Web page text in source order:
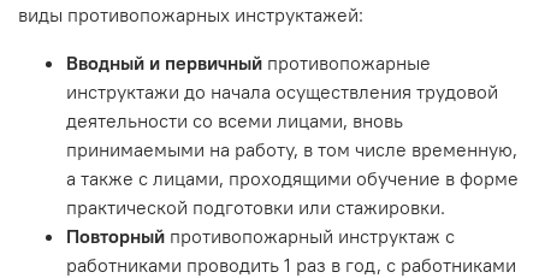
виды противопожарных инструктажей:
Вводный и первичный противопожарные
инструктажи до начала осуществления трудовой
деятельности со всеми лицами, вновь
принимаемыми на работу, в том числе временную,
а также с лицами, проходящими обучение в форме
практической подготовки или стажировки.
Повторный противопожарный инструктаж с
работниками проводить 1 раз в год, с работниками